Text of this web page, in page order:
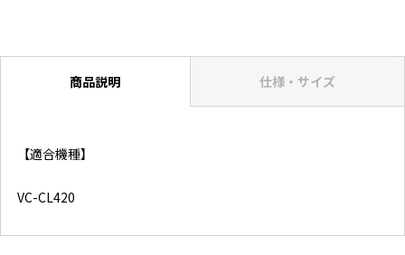
商品説明 仕様・サイズ
【適合機種】
VC-CL420